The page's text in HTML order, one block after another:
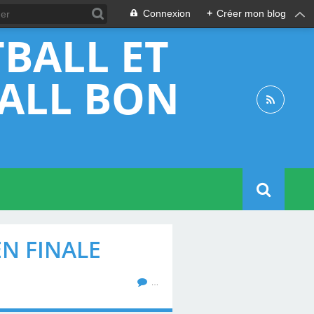
Connexion + Créer mon blog
ET
BON
FINALE
…